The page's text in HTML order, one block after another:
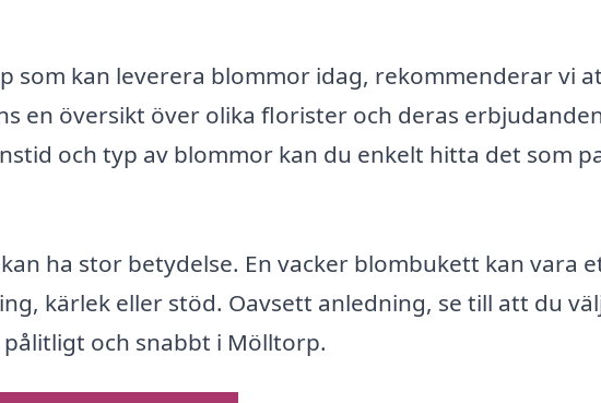
som kan leverera blommor idag, rekommenderar vi
en översikt över olika florister och deras
och typ av blommor kan du enkelt hitta det som
ha stor betydelse. En vacker blombukett kan vara
kärlek eller stöd. Oavsett anledning, se till att du
och snabbt i Mölltorp.